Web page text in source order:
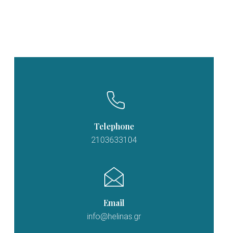
Telephone
2103633104
Email
info@helinas.gr